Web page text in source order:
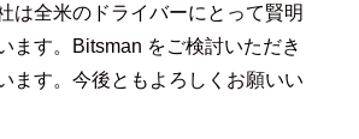
は全米のドライバーにとって賢明
ます。Bitsman をご検討いただき
ます。今後ともよろしくお願いい